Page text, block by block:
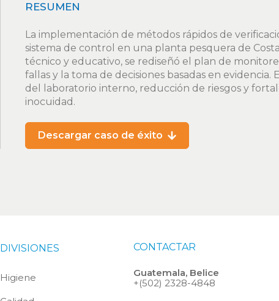
RESUMEN
La implementación de métodos rápidos de
sistema de control en una planta pesquera de
técnico y educativo, se rediseñó el plan de
fallas y la toma de decisiones basadas en
del laboratorio interno, reducción de riesgos y
inocuidad.
Descargar caso de éxito
DIVISIONES
Higiene
CONTACTAR
Guatemala, Belice
+(502) 2328-4848